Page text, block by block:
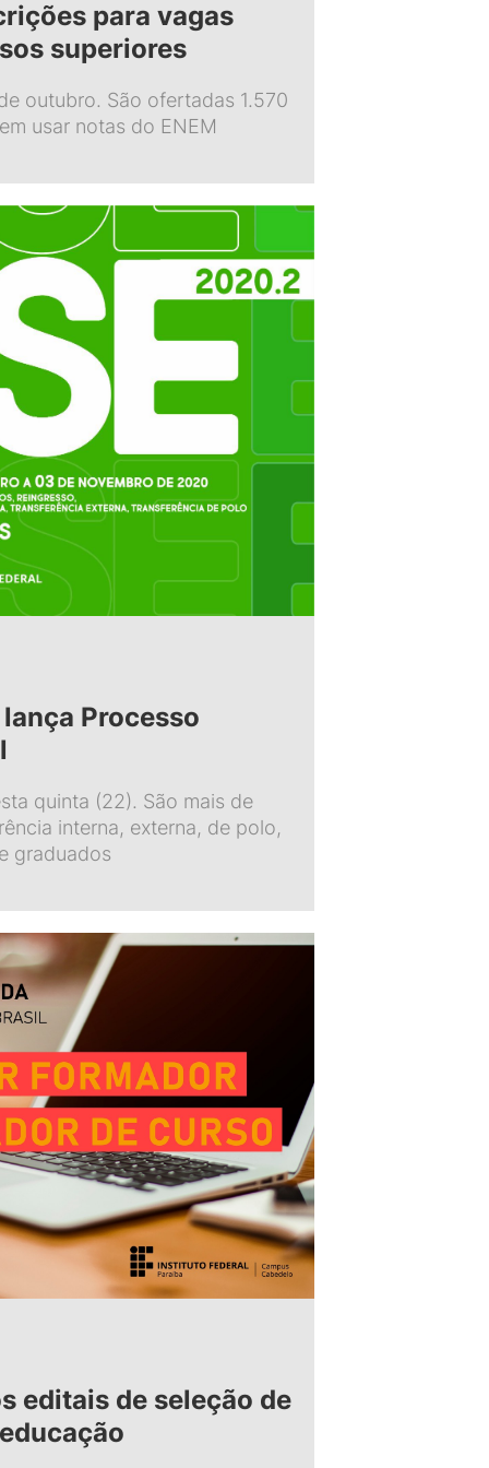
para vagas
superiores
outubro. São ofertadas 1.570
usar notas do ENEM
Processo
quinta (22). São mais de
interna, externa, de polo,
graduados
editais de seleção de